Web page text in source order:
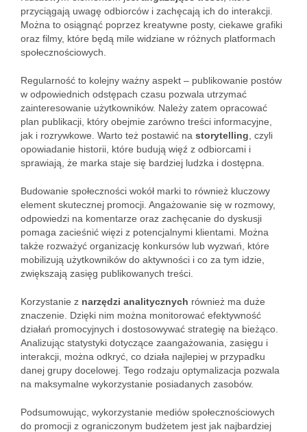
przyciągają uwagę odbiorców i zachęcają ich do interakcji.
Można to osiągnąć poprzez kreatywne posty, ciekawe grafiki
oraz filmy, które będą mile widziane w różnych platformach
społecznościowych.
Regularność to kolejny ważny aspekt – publikowanie postów
w odpowiednich odstępach czasu pozwala utrzymać
zainteresowanie użytkowników. Należy zatem opracować
plan publikacji, który obejmie zarówno treści informacyjne,
jak i rozrywkowe. Warto też postawić na storytelling , czyli
opowiadanie historii, które budują więź z odbiorcami i
sprawiają, że marka staje się bardziej ludzka i dostępna.
Budowanie społeczności wokół marki to również kluczowy
element skutecznej promocji. Angażowanie się w rozmowy,
odpowiedzi na komentarze oraz zachęcanie do dyskusji
pomaga zacieśnić więzi z potencjalnymi klientami. Można
także rozważyć organizację konkursów lub wyzwań, które
mobilizują użytkowników do aktywności i co za tym idzie,
zwiększają zasięg publikowanych treści.
Korzystanie z narzędzi analitycznych również ma duże
znaczenie. Dzięki nim można monitorować efektywność
działań promocyjnych i dostosowywać strategię na bieżąco.
Analizując statystyki dotyczące zaangażowania, zasięgu i
interakcji, można odkryć, co działa najlepiej w przypadku
danej grupy docelowej. Tego rodzaju optymalizacja pozwala
na maksymalne wykorzystanie posiadanych zasobów.
Podsumowując, wykorzystanie mediów społecznościowych
do promocji z ograniczonym budżetem jest jak najbardziej